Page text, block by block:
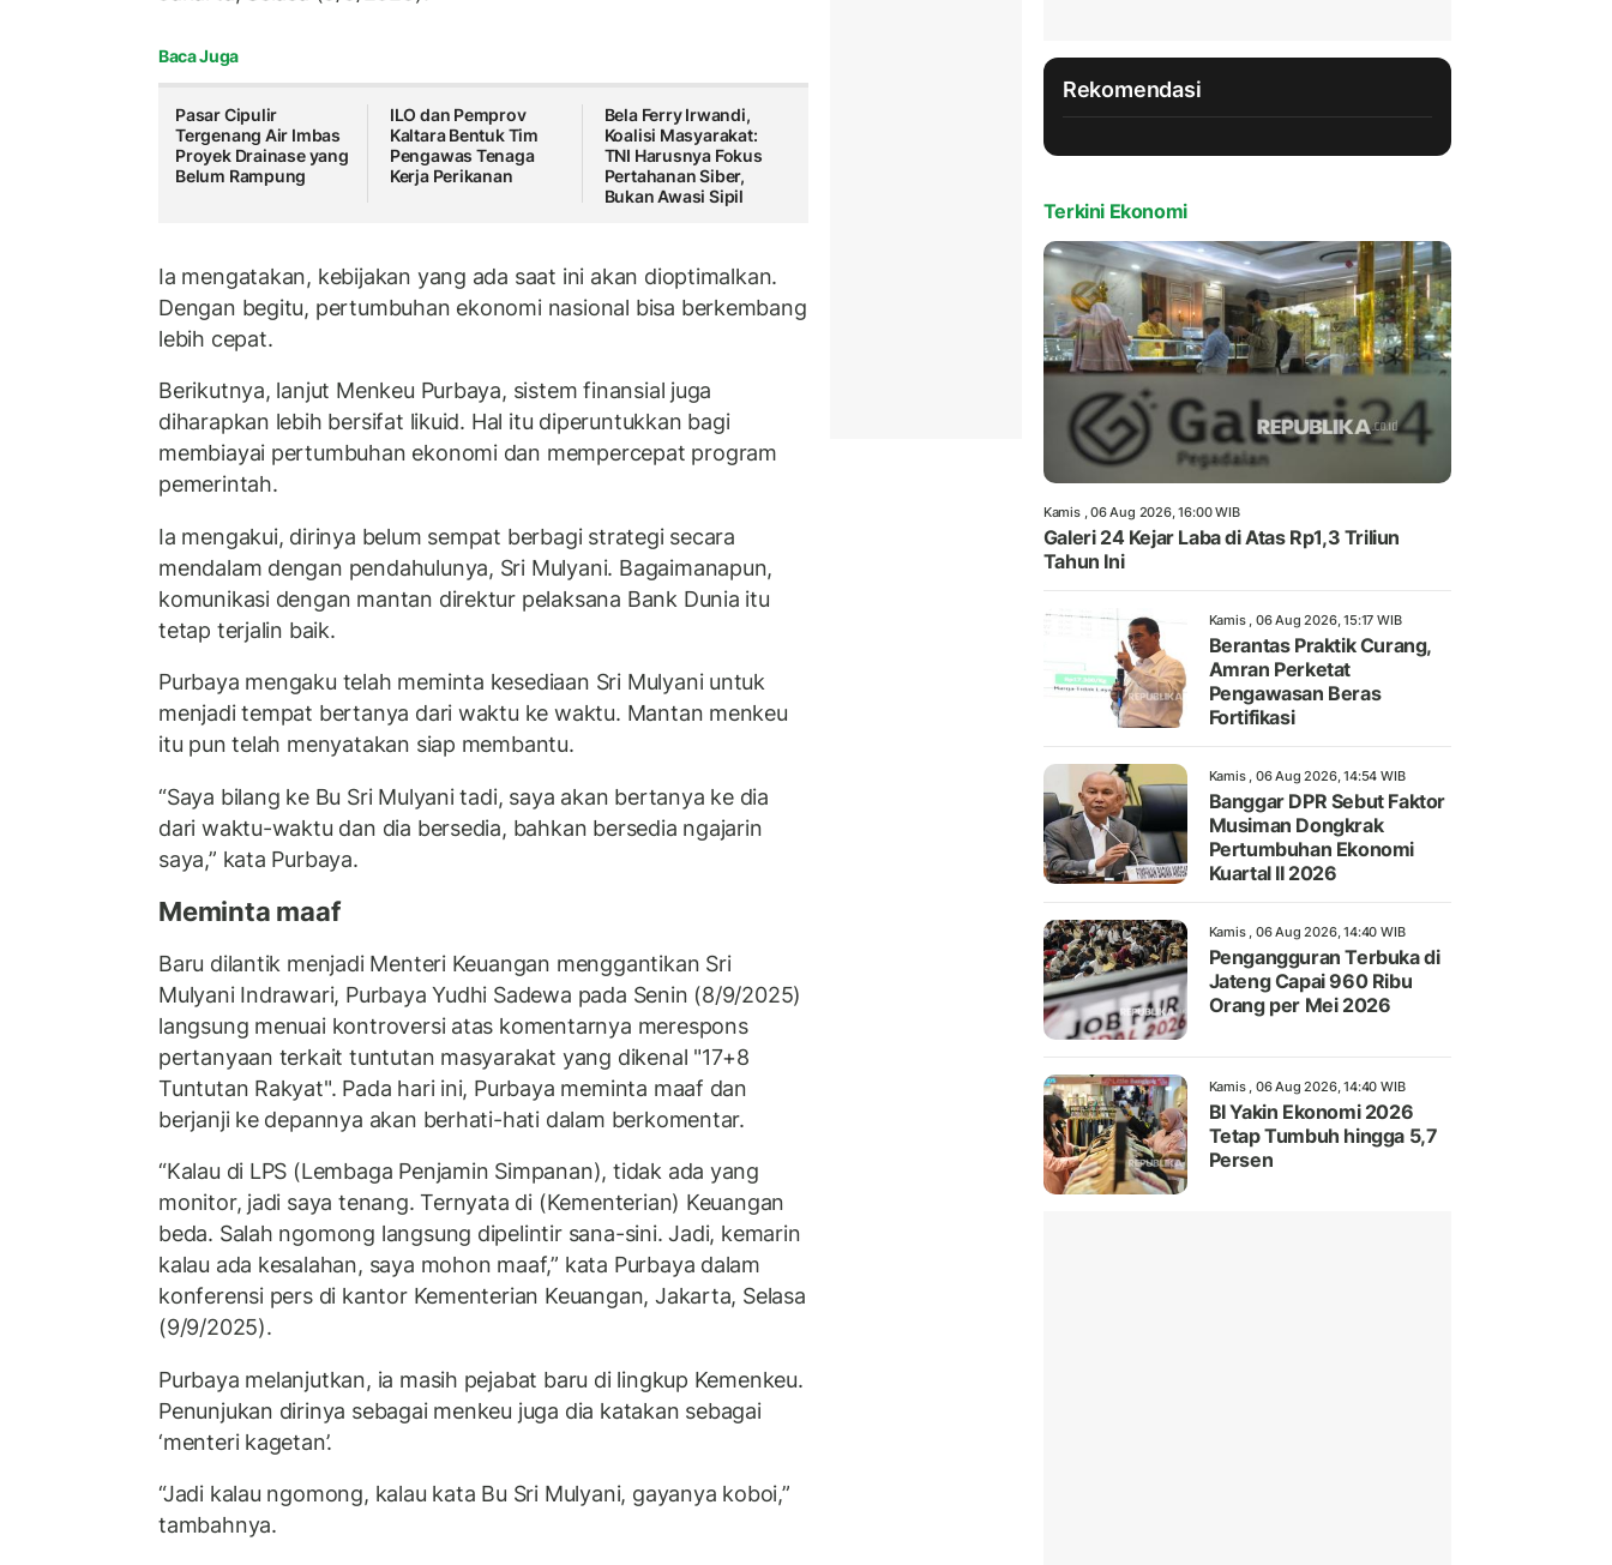
Baca Juga
Pasar Cipulir
Tergenang Air Imbas
Proyek Drainase yang
Belum Rampung
ILO dan Pemprov
Kaltara Bentuk Tim
Pengawas Tenaga
Kerja Perikanan
Bela Ferry Irwandi,
Koalisi Masyarakat:
TNI Harusnya Fokus
Pertahanan Siber,
Bukan Awasi Sipil
Ia mengatakan, kebijakan yang ada saat ini akan dioptimalkan.
Dengan begitu, pertumbuhan ekonomi nasional bisa berkembang
lebih cepat.
Berikutnya, lanjut Menkeu Purbaya, sistem finansial juga
diharapkan lebih bersifat likuid. Hal itu diperuntukkan bagi
membiayai pertumbuhan ekonomi dan mempercepat program
pemerintah.
Ia mengakui, dirinya belum sempat berbagi strategi secara
mendalam dengan pendahulunya, Sri Mulyani. Bagaimanapun,
komunikasi dengan mantan direktur pelaksana Bank Dunia itu
tetap terjalin baik.
Purbaya mengaku telah meminta kesediaan Sri Mulyani untuk
menjadi tempat bertanya dari waktu ke waktu. Mantan menkeu
itu pun telah menyatakan siap membantu.
“Saya bilang ke Bu Sri Mulyani tadi, saya akan bertanya ke dia
dari waktu-waktu dan dia bersedia, bahkan bersedia ngajarin
saya,” kata Purbaya.
Meminta maaf
Baru dilantik menjadi Menteri Keuangan menggantikan Sri
Mulyani Indrawari, Purbaya Yudhi Sadewa pada Senin (8/9/2025)
langsung menuai kontroversi atas komentarnya merespons
pertanyaan terkait tuntutan masyarakat yang dikenal "17+8
Tuntutan Rakyat". Pada hari ini, Purbaya meminta maaf dan
berjanji ke depannya akan berhati-hati dalam berkomentar.
“Kalau di LPS (Lembaga Penjamin Simpanan), tidak ada yang
monitor, jadi saya tenang. Ternyata di (Kementerian) Keuangan
beda. Salah ngomong langsung dipelintir sana-sini. Jadi, kemarin
kalau ada kesalahan, saya mohon maaf,” kata Purbaya dalam
konferensi pers di kantor Kementerian Keuangan, Jakarta, Selasa
(9/9/2025).
Purbaya melanjutkan, ia masih pejabat baru di lingkup Kemenkeu.
Penunjukan dirinya sebagai menkeu juga dia katakan sebagai
‘menteri kagetan’.
“Jadi kalau ngomong, kalau kata Bu Sri Mulyani, gayanya koboi,”
tambahnya.
Rekomendasi
Terkini Ekonomi
Kamis , 06 Aug 2026, 16:00 WIB
Galeri 24 Kejar Laba di Atas Rp1,3 Triliun
Tahun Ini
Kamis , 06 Aug 2026, 15:17 WIB
Berantas Praktik Curang,
Amran Perketat
Pengawasan Beras
Fortifikasi
Kamis , 06 Aug 2026, 14:54 WIB
Banggar DPR Sebut Faktor
Musiman Dongkrak
Pertumbuhan Ekonomi
Kuartal II 2026
Kamis , 06 Aug 2026, 14:40 WIB
Pengangguran Terbuka di
Jateng Capai 960 Ribu
Orang per Mei 2026
Kamis , 06 Aug 2026, 14:40 WIB
BI Yakin Ekonomi 2026
Tetap Tumbuh hingga 5,7
Persen